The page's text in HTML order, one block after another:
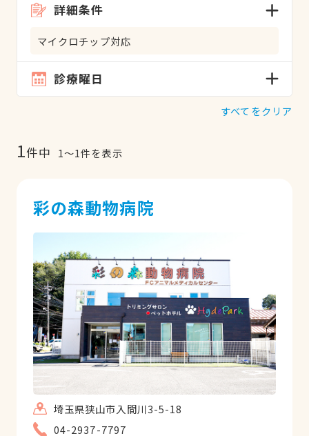
詳細条件
マイクロチップ対応
診療曜日
すべてをクリア
1件中 1〜1件を表示
彩の森動物病院
埼玉県狭山市入間川3-5-18
04-2937-7797